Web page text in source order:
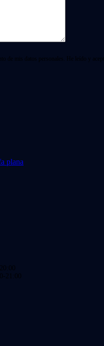
de mis datos personales. He leído y
plana
21:00